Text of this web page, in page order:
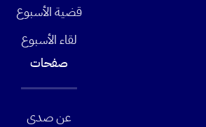
قضية الأسبوع
لقاء الأسبوع
صفحات
عن صدى